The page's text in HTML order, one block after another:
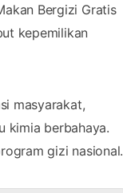
Bergizi Gratis
kepemilikan
masyarakat,
kimia berbahaya.
gizi nasional.